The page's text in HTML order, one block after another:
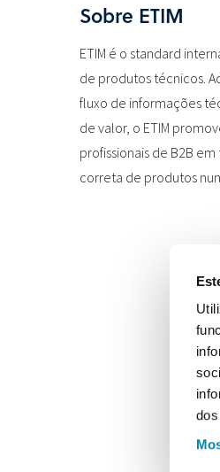
Sobre ETIM
ETIM é o standard
de produtos técnicos.
fluxo de informações
de valor, o ETIM
profissionais de B2B
correta de produtos